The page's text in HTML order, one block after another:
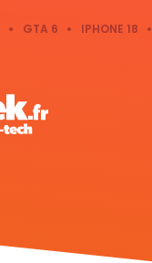
GTA 6 IPHONE 18